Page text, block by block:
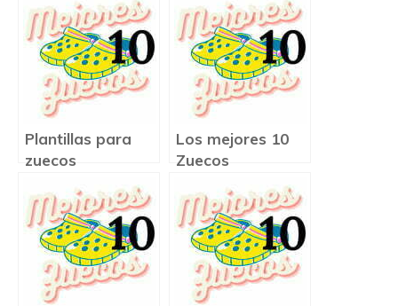
Plantillas para
zuecos
Los mejores 10
Zuecos